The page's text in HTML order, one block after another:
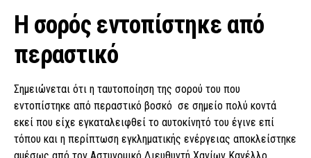
Η σορός εντοπίστηκε από
περαστικό
Σημειώνεται ότι η ταυτοποίηση της σορού του που
εντοπίστηκε από περαστικό βοσκό σε σημείο πολύ κοντά
εκεί που είχε εγκαταλειφθεί το αυτοκίνητό του έγινε επί
τόπου και η περίπτωση εγκληματικής ενέργειας αποκλείστηκε